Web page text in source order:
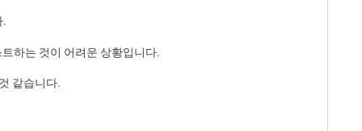
.
하는 것이 어려운 상황입니다.
같습니다.